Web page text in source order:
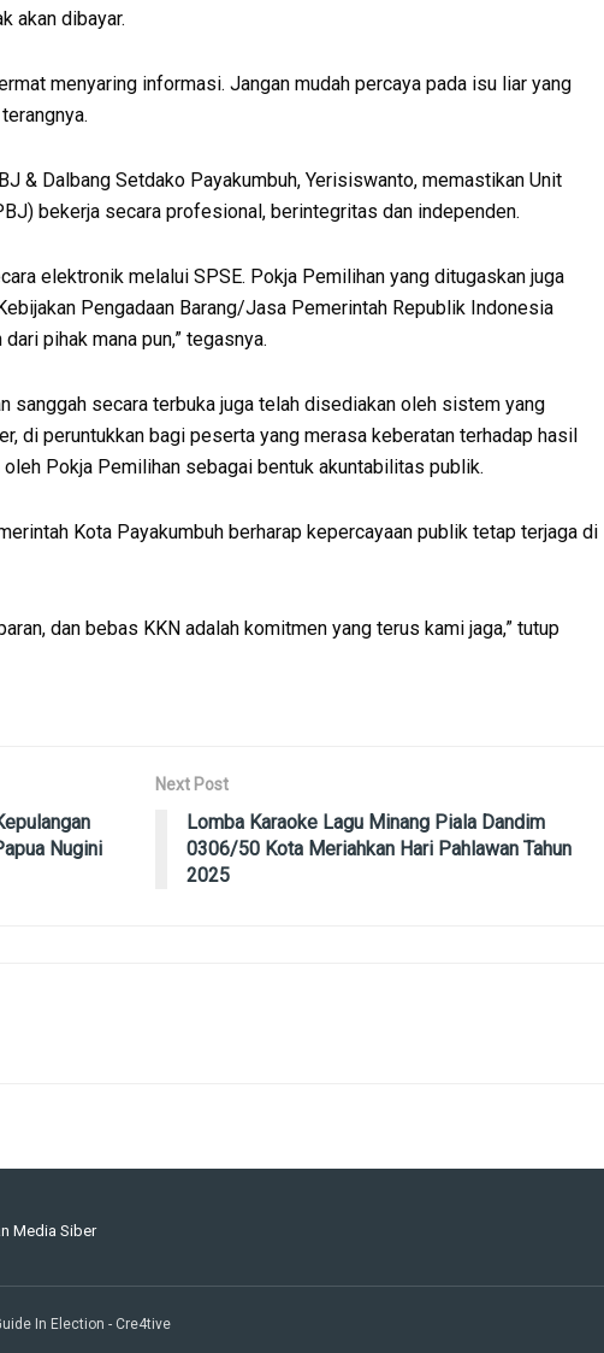
akan dibayar.
menyaring informasi. Jangan mudah percaya pada isu liar yang
& Dalbang Setdako Payakumbuh, Yerisiswanto, memastikan Unit
bekerja secara profesional, berintegritas dan independen.
elektronik melalui SPSE. Pokja Pemilihan yang ditugaskan juga
Pengadaan Barang/Jasa Pemerintah Republik Indonesia
pihak mana pun,” tegasnya.
sanggah secara terbuka juga telah disediakan oleh sistem yang
di peruntukkan bagi peserta yang merasa keberatan terhadap hasil
Pokja Pemilihan sebagai bentuk akuntabilitas publik.
Kota Payakumbuh berharap kepercayaan publik tetap terjaga di
dan bebas KKN adalah komitmen yang terus kami jaga,” tutup
Nugini
Next Post
Lomba Karaoke Lagu Minang Piala Dandim
0306/50 Kota Meriahkan Hari Pahlawan Tahun
2025
Media Siber
In Election - Cre4tive